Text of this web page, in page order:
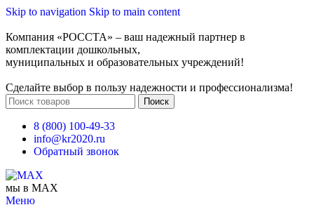
Skip to navigation Skip to main content
Компания «РОССТА» – ваш надежный партнер в
комплектации дошкольных,
муниципальных и образовательных учреждений!
Сделайте выбор в пользу надежности и профессионализма!
Поиск
8 (800) 100-49-33
info@kr2020.ru
Обратный звонок
мы в MAX
Меню